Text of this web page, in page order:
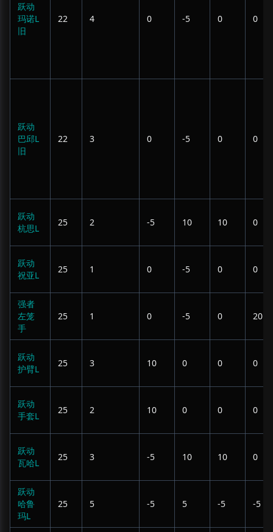
跃动
玛诺L
旧
22 4 0 -5 0 0
跃动
巴邱L
旧
22 3 0 -5 0 0
跃动
杭思L
25 2 -5 10 10 0
跃动
祝亚L
25 1 0 -5 0 0
强者
左笼
手
25 1 0 -5 0 20
跃动
护臂L
25 3 10 0 0 0
跃动
手套L
25 2 10 0 0 0
跃动
瓦哈L
25 3 -5 10 10 0
跃动
哈鲁
玛L
25 5 -5 5 -5 -5